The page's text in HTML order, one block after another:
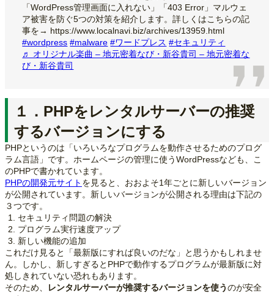
「WordPress管理画面に入れない」「403 Error」マルウェ
ア被害を防ぐ5つの対策を紹介します。詳しくはこちらの記
事を→ https://www.localnavi.biz/archives/13959.html
#wordpress #malware #ワードプレス #セキュリティ
♬ オリジナル楽曲 – 地元密着なび・新谷貴司 – 地元密着な
び・新谷貴司
１．PHPをレンタルサーバーの推奨
するバージョンにする
PHPというのは「いろいろなプログラムを動作させるためのプログ
ラム言語」です。ホームページの管理に使うWordPressなども、こ
のPHPで書かれています。
PHPの開発元サイト を見ると、おおよそ1年ごとに新しいバージョン
が公開されています。新しいバージョンが公開される理由は下記の
３つです。
セキュリティ問題の解決
プログラム実行速度アップ
新しい機能の追加
これだけ見ると「最新版にすれば良いのだな」と思うかもしれませ
ん。しかし、新しすぎるとPHPで動作するプログラムが最新版に対
処しきれていない恐れもあります。
そのため、
レンタルサーバーが推奨するバージョンを使うのが安全